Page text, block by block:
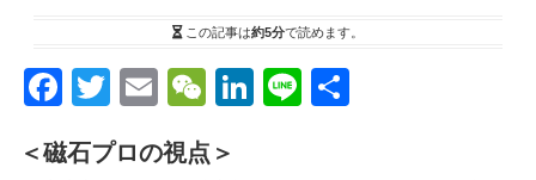
この記事は約5分で読めます。
F
c
T
tt
E
ail
W
C
Li
Li
＜磁石プロの視点＞